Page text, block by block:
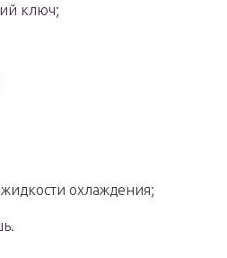
ключ;
охлаждения;